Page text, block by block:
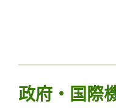
政府・国際